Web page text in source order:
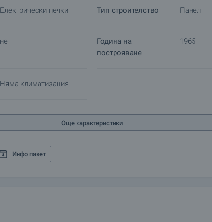
Електрически печки Тип строителство Панел
не
Година на
построяване
1965
Няма климатизация
Още характеристики
Инфо пакет